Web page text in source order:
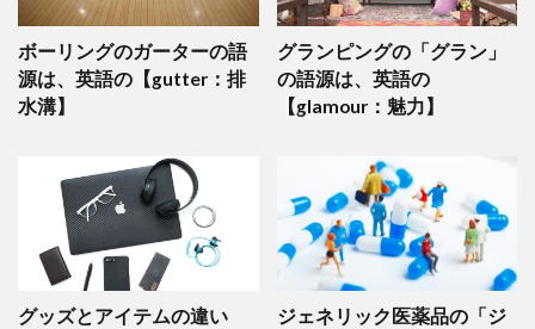
ボーリングのガーターの語
源は、英語の【gutter：排
水溝】
グランピングの「グラン」
の語源は、英語の
【glamour：魅力】
グッズとアイテムの違い ジェネリック医薬品の「ジ